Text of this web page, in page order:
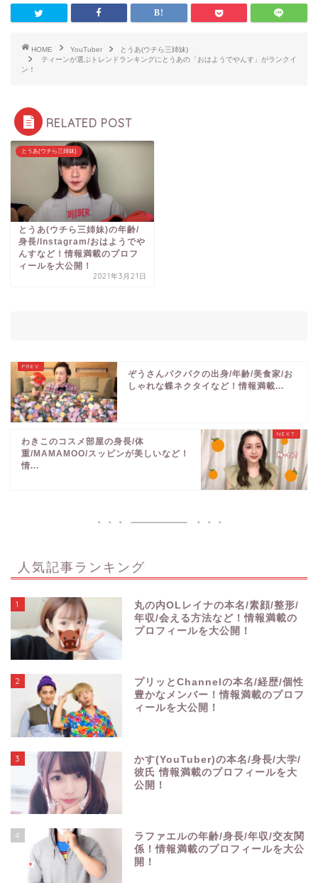
HOME YouTuber
とうあ(ウチら三姉妹)
ティーンが選ぶトレンドランキングにとうあの「おはようでやんす」がランクイ
ン！
RELATED POST
とうあ(ウチら三姉妹)
とうあ(ウチら三姉妹)の年齢/
身長/Instagram/おはようでや
んすなど！情報満載のプロフ
ィールを大公開！
2021年3月21日
ぞうさんパクパクの出身/年齢/美食家/お
しゃれな蝶ネクタイなど！情報満載...
わきこのコスメ部屋の身長/体
重/MAMAMOO/スッピンが美しいなど！
情...
人気記事ランキング
1
丸の内OLレイナの本名/素顔/整形/
年収/会える方法など！情報満載の
プロフィールを大公開！
2
プリッとChannelの本名/経歴/個性
豊かなメンバー！情報満載のプロフ
ィールを大公開！
3
かす(YouTuber)の本名/身長/大学/
彼氏 情報満載のプロフィールを大
公開！
4
ラファエルの年齢/身長/年収/交友関
係！情報満載のプロフィールを大公
開！